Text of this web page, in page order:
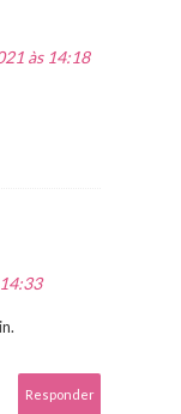
às 14:18
Responder